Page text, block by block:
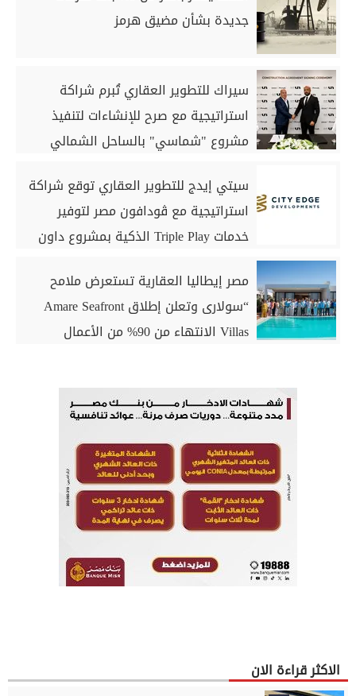
جديدة بشأن مضيق هرمز
سيراك للتطوير العقاري تُبرم شراكة
استراتيجية مع صرح للإنشاءات لتنفيذ
مشروع "شماسي" بالساحل الشمالي
سيتي إيدج للتطوير العقاري توقع شراكة
استراتيجية مع ڤودافون مصر لتوفير
خدمات Triple Play الذكية بمشروع داون
مصر إيطاليا العقارية تستعرض ملامح
“سولارى وتعلن إطلاق Amare Seafront
Villas الانتهاء من 90% من الأعمال
الاكثر قراءة الان